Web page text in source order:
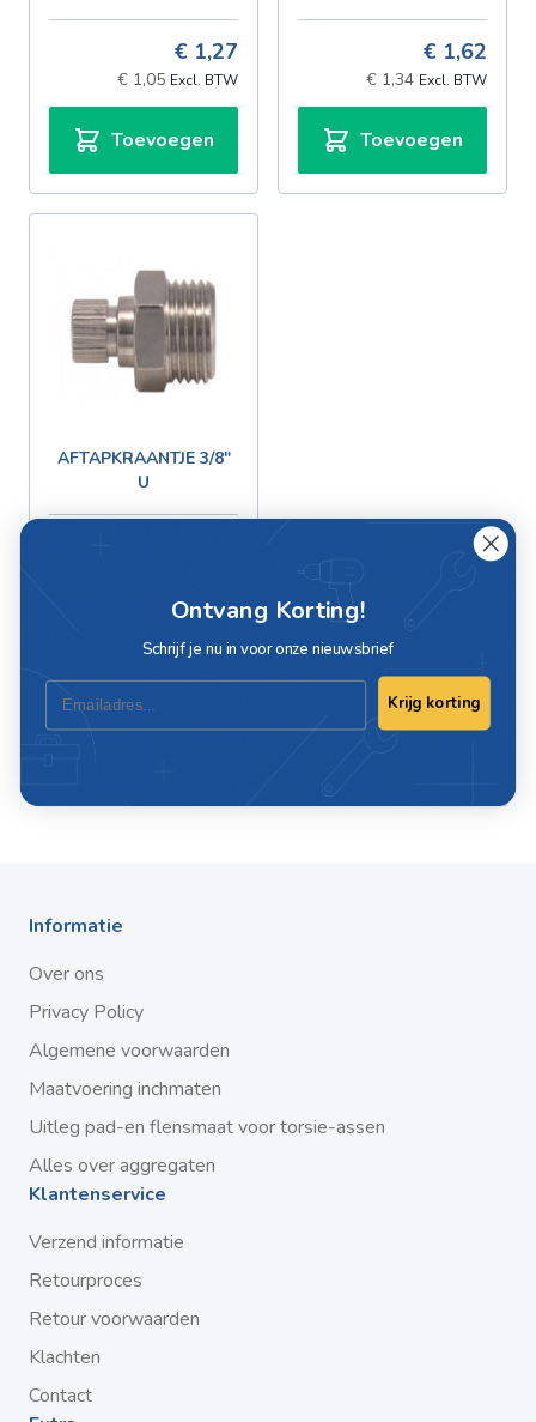
€ 1,27
€ 1,05
Toevoegen
€ 1,62
€ 1,34
Toevoegen
AFTAPKRAANTJE 3/8"
U
Informatie
Over ons
Privacy Policy
Algemene voorwaarden
Maatvoering inchmaten
Uitleg pad-en flensmaat voor torsie-assen
Alles over aggregaten
Klantenservice
Verzend informatie
Retourproces
Retour voorwaarden
Klachten
Contact
Ontvang Korting!
Schrijf je nu in voor onze nieuwsbrief
Email
Krijg korting